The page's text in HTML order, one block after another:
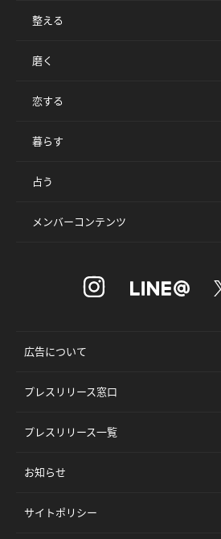
整える
磨く
恋する
暮らす
占う
メンバーコンテンツ
広告について
プレスリリース窓口
プレスリリース一覧
お知らせ
サイトポリシー